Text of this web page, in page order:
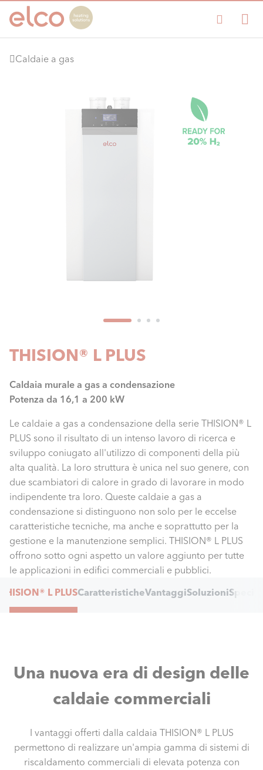
Caldaie a gas
THISION® L PLUS
Caldaia murale a gas a condensazione
Potenza da 16,1 a 200 kW
Le caldaie a gas a condensazione della serie THISION® L
PLUS sono il risultato di un intenso lavoro di ricerca e
sviluppo coniugato all'utilizzo di componenti della più
alta qualità. La loro struttura è unica nel suo genere, con
due scambiatori di calore in grado di lavorare in modo
indipendente tra loro. Queste caldaie a gas a
condensazione si distinguono non solo per le eccelse
caratteristiche tecniche, ma anche e soprattutto per la
gestione e la manutenzione semplici. THISION® L PLUS
offrono sotto ogni aspetto un valore aggiunto per tutte
le applicazioni in edifici commerciali e pubblici.
Navigation
THISION® L PLUSCaratteristicheVantaggiSoluzioni
Una nuova era di design delle
caldaie commerciali
I vantaggi offerti dalla caldaia THISION® L PLUS
permettono di realizzare un'ampia gamma di sistemi di
riscaldamento commerciali di elevata potenza con